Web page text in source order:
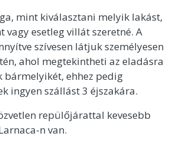
mint kiválasztani melyik lakást,
vagy esetleg villát szeretné. A
szívesen látjuk személyesen
ahol megtekintheti az eladásra
ehhez pedig
ingyen szállást 3 éjszakára.
repülőjárattal kevesebb
n van.